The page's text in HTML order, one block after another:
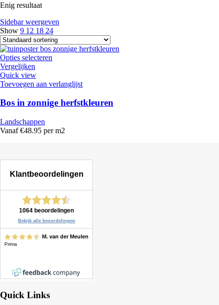
Enig resultaat
Sidebar weergeven
Show 9 12 18 24
Opties selecteren
Vergelijken
Quick view
Toevoegen aan verlanglijst
Bos in zonnige herfstkleuren
Landschappen
Vanaf €48.95 per m2
Quick Links